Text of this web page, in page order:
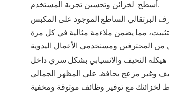
أسطح الخزائن وتحسين تجربة المستخدم.
البرتقالي الساطع الموجود على المكبس
مما يضمن ملاءمة مثالية في كل مرة
هيكله النحيف والانسيابي بشكل سري داخل
وغير مزعج يحافظ على المظهر الجمالي
لخزائنك مع توفير وظائف موثوقة ومخفية